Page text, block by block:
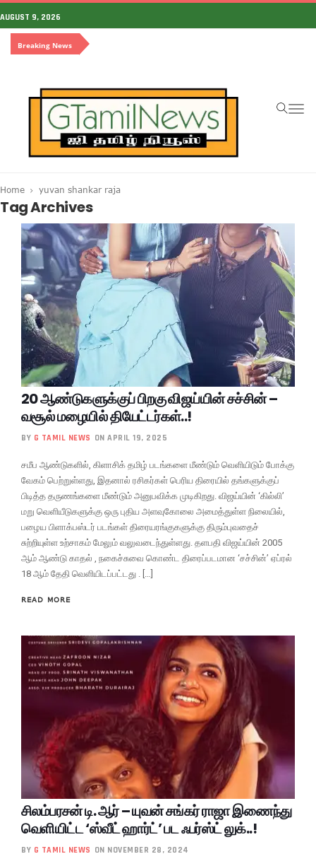
AUGUST 9, 2026
Breaking News
Home yuvan shankar raja
Tag Archives
20 ஆண்டுகளுக்குப் பிறகு விஜய்யின் சச்சின் –
வசூல் மழையில் தியேட்டர்கள்..!
BY G TAMIL NEWS ON APRIL 19, 2025
சமீப ஆண்டுகளில், கிளாசிக் தமிழ் படங்களை மீண்டும் வெளியிடும் போக்கு
வேகம் பெற்றுள்ளது, இதனால் ரசிகர்கள் பெரிய திரையில் தங்களுக்குப்
பிடித்த தருணங்களை மீண்டும் அனுபவிக்க முடிகிறது. விஜய்யின் ‘கில்லி’
மறு வெளியீடுகளுக்கு ஒரு புதிய அளவுகோலை அமைத்துள்ள நிலையில்,
பழைய பிளாக்பஸ்டர் படங்கள் திரையரங்குகளுக்கு திரும்புவதைச்
சுற்றியுள்ள உற்சாகம் மேலும் வலுவடைந்துள்ளது. தளபதி விஜய்யின் 2005
ஆம் ஆண்டு காதல் , நகைச்சுவை கொண்ட திரைப்படமான ‘சச்சின்’ ஏப்ரல்
18 ஆம் தேதி வெளியிடப்பட்டது . […]
READ MORE
சிலம்பரசன் டி. ஆர் – யுவன் சங்கர் ராஜா இணைந்து
வெளியிட்ட ‘ஸ்வீட் ஹார்ட்’ பட ஃபர்ஸ்ட் லுக்..!
BY G TAMIL NEWS ON NOVEMBER 28, 2024